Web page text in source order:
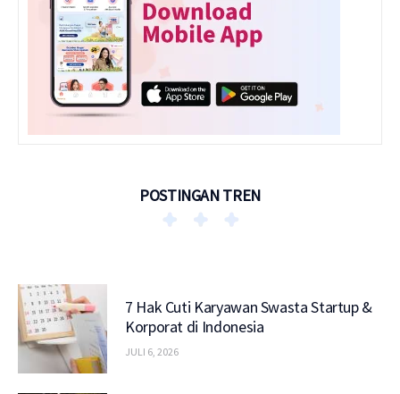
POSTINGAN TREN
7 Hak Cuti Karyawan Swasta Startup &
Korporat di Indonesia
JULI 6, 2026